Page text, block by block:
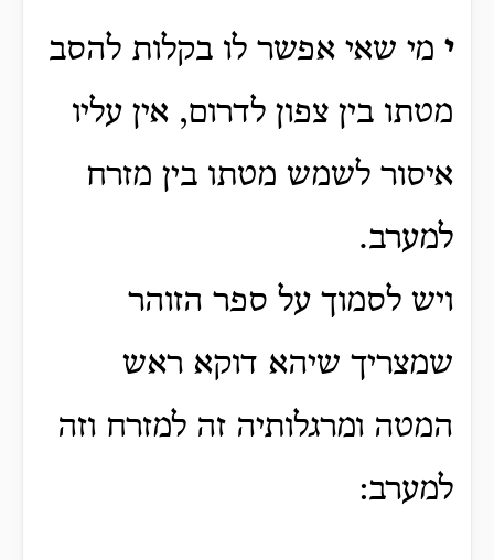
י מי שאי אפשר לו בקלות להסב
מטתו בין צפון לדרום, אין עליו
איסור לשמש מטתו בין מזרח
למערב.
ויש לסמוך על ספר הזוהר
שמצריך שיהא דוקא ראש
המטה ומרגלותיה זה למזרח וזה
למערב: